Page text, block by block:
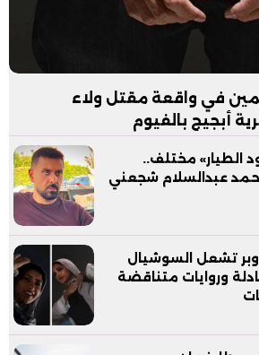
في واقعة مقتل ولاء
أبجيج بالفيوم
الطيار» مختلف..
عبدالسلام شجعني
تشعل السوشيال
وروايات متناقضة